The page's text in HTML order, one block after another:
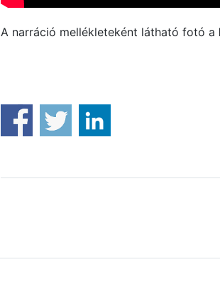
A narráció mellékleteként látható fotó a